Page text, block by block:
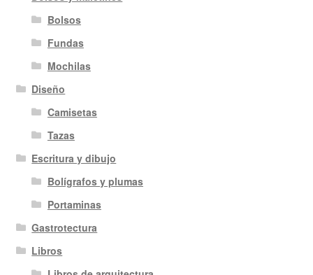
Bolsos
Fundas
Mochilas
Diseño
Camisetas
Tazas
Escritura y dibujo
Bolígrafos y plumas
Portaminas
Gastrotectura
Libros